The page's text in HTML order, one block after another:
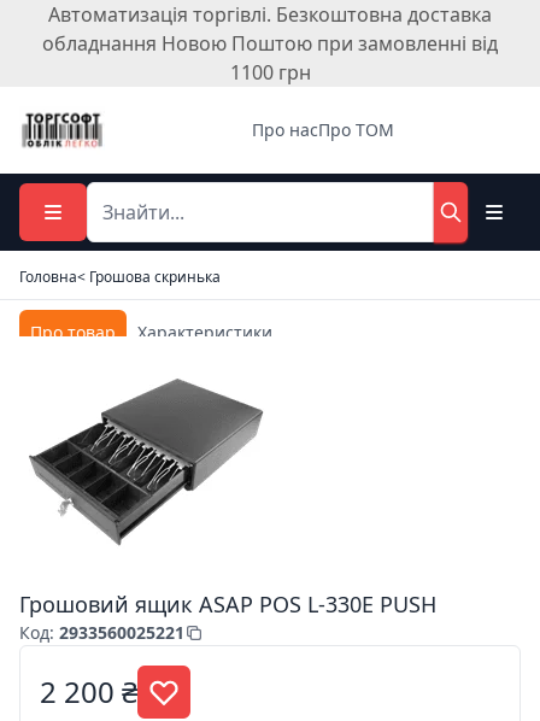
Автоматизація торгівлі. Безкоштовна доставка
обладнання Новою Поштою при замовленні від
1100 грн
Про насПро ТОМ
Головна< Грошова скринька
Про товар Характеристики
Грошовий ящик ASAP POS L-330E PUSH
Код: 2933560025221
2 200 ₴